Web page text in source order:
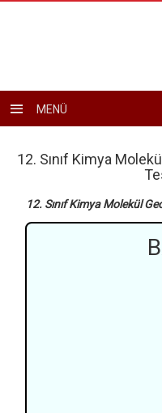
ToggleMENÜ
12. Sınıf Kimya
12. Sınıf Kimya Molekül